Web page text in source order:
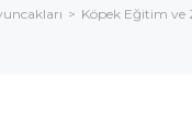
Köpek Eğitim ve